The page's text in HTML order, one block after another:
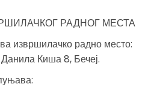
РАДНОГ МЕСТА
извршилачко радно место:
Киша 8, Бечеј.